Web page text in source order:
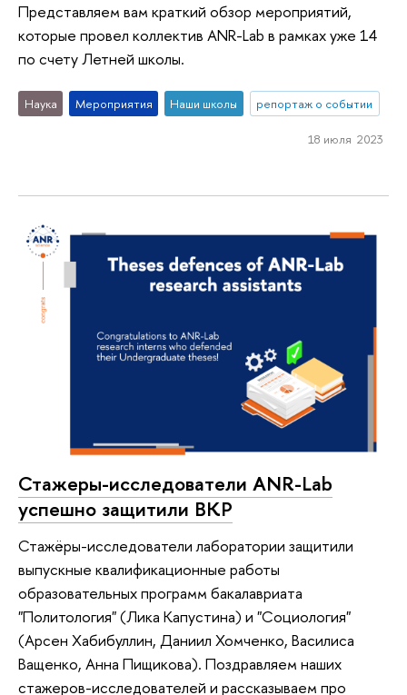
Представляем вам краткий обзор мероприятий,
которые провел коллектив ANR-Lab в рамках уже 14
по счету Летней школы.
Наука Мероприятия Наши школы репортаж о событии
18 июля 2023
Стажеры-исследователи ANR-Lab
успешно защитили ВКР
Стажёры-исследователи лаборатории защитили
выпускные квалификационные работы
образовательных программ бакалавриата
"Политология" (Лика Капустина) и "Социология"
(Арсен Хабибуллин, Даниил Хомченко, Василиса
Ващенко, Анна Пищикова). Поздравляем наших
стажеров-исследователей и рассказываем про